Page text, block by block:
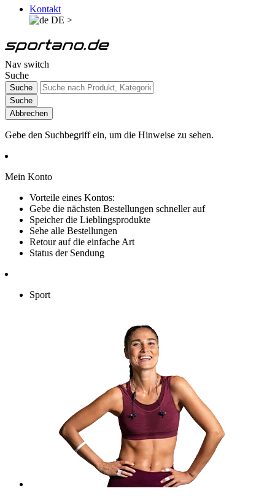
Kontakt
DE >
Nav switch
Suche
Suche
Suche
Abbrechen
Gebe den Suchbegriff ein, um die Hinweise zu sehen.
Mein Konto
Vorteile eines Kontos:
Gebe die nächsten Bestellungen schneller auf
Speicher die Lieblingsprodukte
Sehe alle Bestellungen
Retour auf die einfache Art
Status der Sendung
Sport